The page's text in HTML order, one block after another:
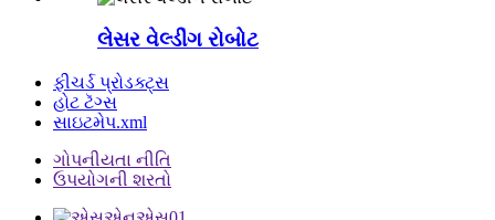
લેસર વેલ્ડીંગ રોબોટ
ફીચર્ડ પ્રોડક્ટ્સ
હોટ ટૅગ્સ
સાઇટમેપ.xml
ગોપનીયતા નીતિ
ઉપયોગની શરતો